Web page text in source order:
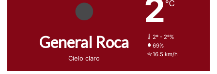
General Roca
Cielo claro
2 ℃
2º - 2º%
69%
16.5 km/h